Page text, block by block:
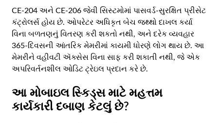
CE-204 અને CE-206 જેવી સિસ્ટમોમાં પાસવર્ડ-સુરક્ષિત પ્રીસેટ
કંટ્રોલર્સ હોય છે. ઓપરેટર અધિકૃત બેચ જથ્થો દાખલ કર્યા
વિના બળતણનું વિતરણ કરી શકતો નથી, અને દરેક વ્યવહાર
365-દિવસની આંતરિક મેમરીમાં કાયમી ધોરણે લોગ થાય છે. આ
મેમરીને વહીવટી ઍક્સેસ વિના સાફ કરી શકાતી નથી, જે એક
અપરિવર્તનશીલ ઓડિટ ટ્રેઇલ પ્રદાન કરે છે.
આ મોબાઇલ સ્કિડ્સ માટે મહત્તમ
કાર્યકારી દબાણ કેટલું છે?